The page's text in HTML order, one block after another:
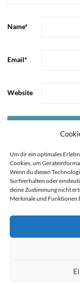
Um dir ein optimales
Cookies, um
Wenn du diesen
Surfverhalten oder
deine Zustimmung nicht
Merkmale und Funktionen
Name*
Email*
Website
Sie können die
verhindern, indem
Opt-Out-Cookie